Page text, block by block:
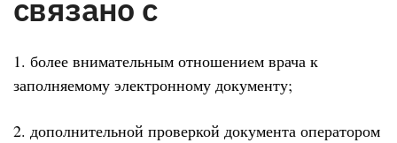
связано с
1. более внимательным отношением врача к
заполняемому электронному документу;
2. дополнительной проверкой документа оператором